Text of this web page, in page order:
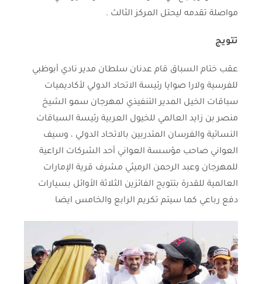
مواصلة تقدمه ليحتل المركز الثالث .
تتويج
عقب ختام السباق قام عدنان سلطان مدير نادي أبوظبي
للفرسية ولارا صوايا رئيسة الاتحاد الدولي لأكاديميات
سباقات الخيل المدير التنفيذي لمهرجان سمو الشيخ
منصر بن زايد العالمي للخيول العربية رئيسة السباقات
النسائية والفرسان المتدربين بالاتحاد الدولي ، وسيف
العواني صاحب مؤسسة العواني أحد الشركات الراعية
للمهرجان وعبد الرحمن الرميثي مشرف قرية الإمارات
العالمية للقدرة بتتويج الفائزين الثلاثة الأوائل بسيارات
دفع رباعي كما سيتم تكريم الرابع والخامس ايضا